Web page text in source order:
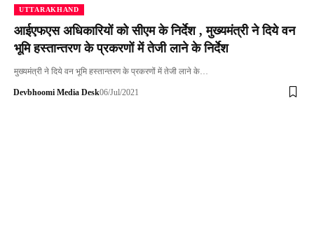
UTTARAKHAND
आईएफएस अधिकारियों को सीएम के निर्देश , मुख्यमंत्री ने दिये वन
भूमि हस्तान्तरण के प्रकरणों में तेजी लाने के निर्देश
मुख्यमंत्री ने दिये वन भूमि हस्तान्तरण के प्रकरणों में तेजी लाने के…
Devbhoomi Media Desk06/Jul/2021